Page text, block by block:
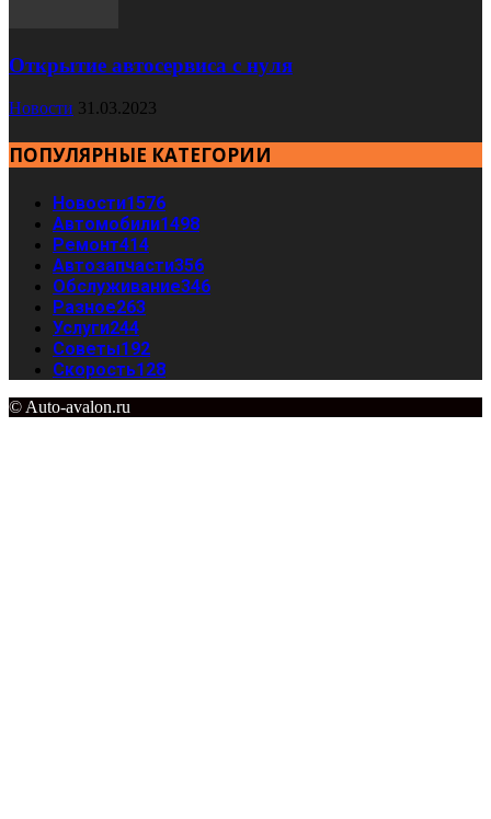
Открытие автосервиса с нуля
Новости 31.03.2023
ПОПУЛЯРНЫЕ КАТЕГОРИИ
Новости1576
Автомобили1498
Ремонт414
Автозапчасти356
Обслуживание346
Разное263
Услуги244
Советы192
Скорость128
© Auto-avalon.ru